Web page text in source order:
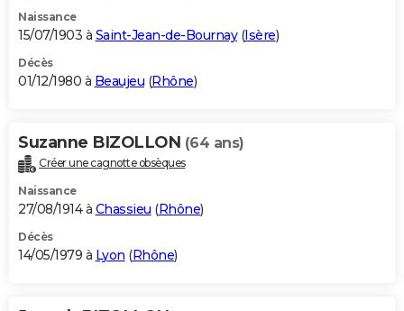
Naissance
15/07/1903 à Saint-Jean-de-Bournay(Isère)
Décès
01/12/1980 à Beaujeu (Rhône)
Suzanne BIZOLLON (64 ans)
Créer une cagnotte obsèques
Naissance
27/08/1914 à Chassieu (Rhône)
Décès
14/05/1979 à Lyon (Rhône)